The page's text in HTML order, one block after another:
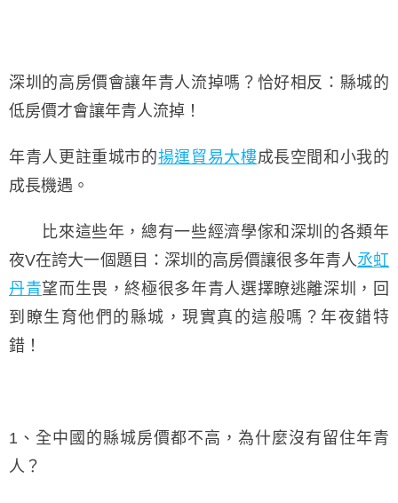
深圳的高房價會讓年青人流掉嗎？恰好相反：縣城的
低房價才會讓年青人流掉！
年青人更註重城市的揚運貿易大樓成長空間和小我的
成長機遇。
比來這些年，總有一些經濟學傢和深圳的各類年
夜V在誇大一個題目：深圳的高房價讓很多年青人丞虹
丹青望而生畏，終極很多年青人選擇瞭逃離深圳，回
到瞭生育他們的縣城，現實真的這般嗎？年夜錯特
錯！
1、全中國的縣城房價都不高，為什麼沒有留住年青
人？